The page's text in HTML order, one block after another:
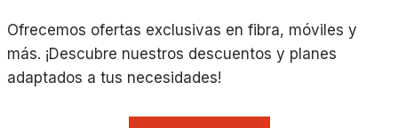
Ofrecemos ofertas exclusivas en fibra, móviles y
más. ¡Descubre nuestros descuentos y planes
adaptados a tus necesidades!